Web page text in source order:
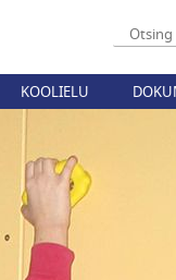
KOOLIELU